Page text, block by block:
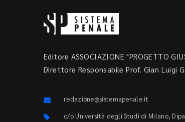
Editore ASSOCIAZIONE "PROGETTO
Direttore Responsabile Prof. Gian Luigi
redazione@sistemapenale.it
c/o Università degli Studi di Milano,